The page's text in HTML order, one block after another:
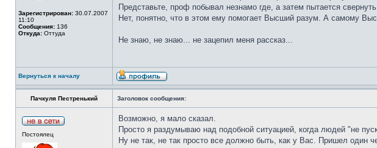
Зарегистрирован: 30.07.2007
11:10
Сообщения: 136
Откуда: Оттуда
Представьте, проф побывал незнамо где, а затем пытается
Нет, понятно, что в этом ему помогает Высший разум. А самому
Не знаю, не знаю... не зацепил меня рассказ...
Вернуться к началу
Пачкуля Пестренький Заголовок сообщения:
Постоялец
Возможно, я мало сказал.
Просто я раздумываю над подобной ситуацией, когда людей "не
Ну не так, не так просто все должно быть, как у Вас. Пришел один